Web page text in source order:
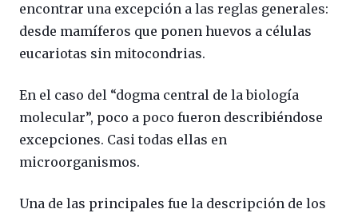
encontrar una excepción a las reglas generales:
desde mamíferos que ponen huevos a células
eucariotas sin mitocondrias.
En el caso del “dogma central de la biología
molecular”, poco a poco fueron describiéndose
excepciones. Casi todas ellas en
microorganismos.
Una de las principales fue la descripción de los